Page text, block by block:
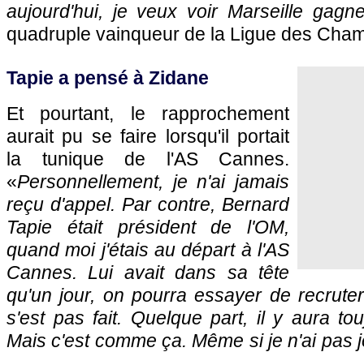
aujourd'hui, je veux voir Marseille
quadruple vainqueur de la Ligue des
Tapie a pensé à Zidane
Et pourtant, le rapprochement
aurait pu se faire lorsqu'il portait
la tunique de l'AS Cannes.
«Personnellement, je n'ai jamais
reçu d'appel. Par contre, Bernard
Tapie était président de l'OM,
quand moi j'étais au départ à l'AS
Cannes. Lui avait dans sa tête
qu'un jour, on pourra essayer de
s'est pas fait. Quelque part, il y aura
Mais c'est comme ça. Même si je n'ai pas